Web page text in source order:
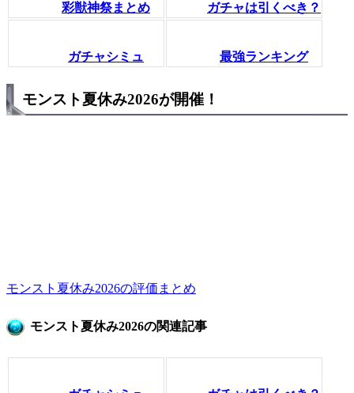
彩獣神祭まとめ ガチャは引くべき？
ガチャシミュ 最強ランキング
モンスト夏休み2026が開催！
モンスト夏休み2026の評価まとめ
モンスト夏休み2026の関連記事